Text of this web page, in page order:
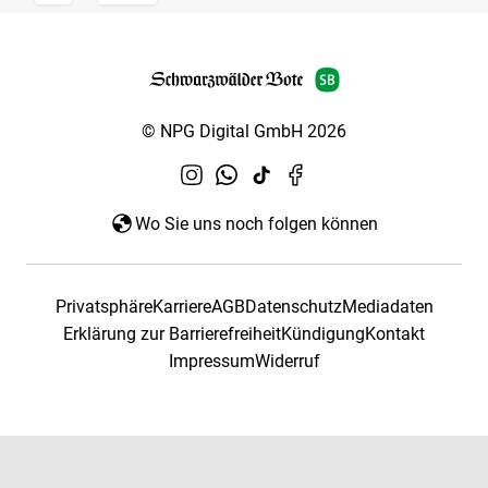
© NPG Digital GmbH 2026
Wo Sie uns noch folgen können
PrivatsphäreKarriereAGBDatenschutzMediadaten
Erklärung zur BarrierefreiheitKündigungKontakt
ImpressumWiderruf